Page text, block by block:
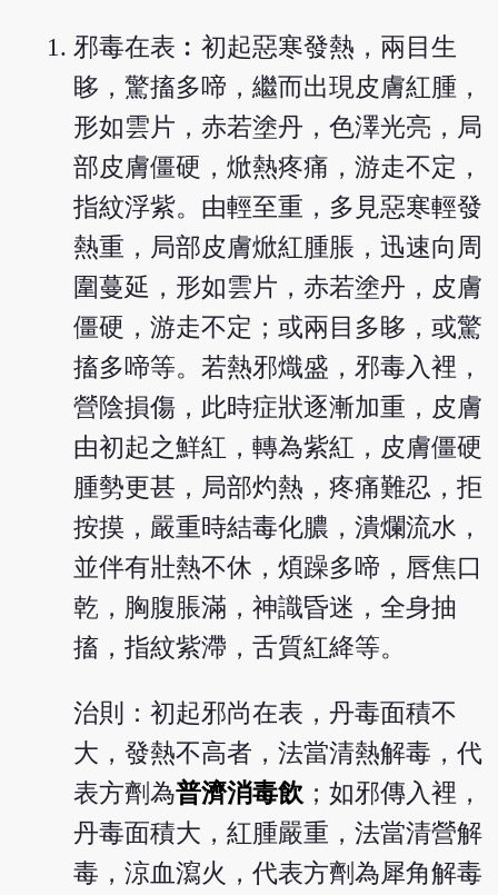
邪毒在表︰初起惡寒發熱，兩目生
眵，驚搐多啼，繼而出現皮膚紅腫，
形如雲片，赤若塗丹，色澤光亮，局
部皮膚僵硬，焮熱疼痛，游走不定，
指紋浮紫。由輕至重，多見惡寒輕發
熱重，局部皮膚焮紅腫脹，迅速向周
圍蔓延，形如雲片，赤若塗丹，皮膚
僵硬，游走不定；或兩目多眵，或驚
搐多啼等。若熱邪熾盛，邪毒入裡，
營陰損傷，此時症狀逐漸加重，皮膚
由初起之鮮紅，轉為紫紅，皮膚僵硬
腫勢更甚，局部灼熱，疼痛難忍，拒
按摸，嚴重時結毒化膿，潰爛流水，
並伴有壯熱不休，煩躁多啼，唇焦口
乾，胸腹脹滿，神識昏迷，全身抽
搐，指紋紫滯，舌質紅絳等。
治則：初起邪尚在表，丹毒面積不
大，發熱不高者，法當清熱解毒，代
表方劑為普濟消毒飲 ；如邪傳入裡，
丹毒面積大，紅腫嚴重，法當清營解
毒，涼血瀉火，代表方劑為犀角解毒